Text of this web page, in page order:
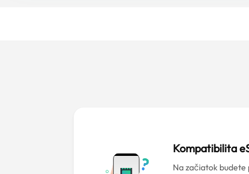
Kompatibilita
Na začiatok